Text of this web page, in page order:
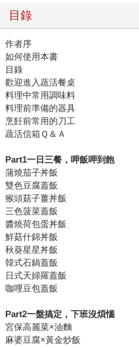
目錄
作者序
如何使用本書
目錄
歡迎進入蔬活餐桌
料理中常用調味料
料理前準備的器具
烹飪前常用的刀工
蔬活信箱Ｑ＆Ａ
Part1一日三餐，呷飯呷到飽
蒲燒茄子丼飯
雙色豆腐蓋飯
猴頭菇子薑丼飯
三色菠菜蓋飯
醬燒荷包蛋丼飯
鮮菇什錦丼飯
秋葵星星丼飯
韓式石鍋蓋飯
日式天婦羅蓋飯
咖哩豆包蓋飯
Part2一盤搞定，下班沒煩惱
宮保高麗菜×油麵
麻婆豆腐×黃金炒飯